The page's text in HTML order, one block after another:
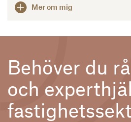
Mer om mig
Behöver du
och